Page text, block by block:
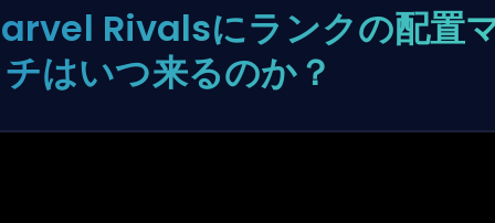
Rivalsにランクの配置
はいつ来るのか？